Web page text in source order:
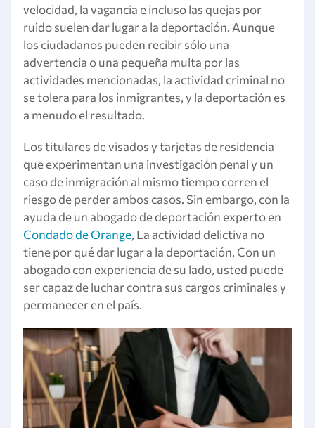
velocidad, la vagancia e incluso las quejas por
ruido suelen dar lugar a la deportación. Aunque
los ciudadanos pueden recibir sólo una
advertencia o una pequeña multa por las
actividades mencionadas, la actividad criminal no
se tolera para los inmigrantes, y la deportación es
a menudo el resultado.
Los titulares de visados y tarjetas de residencia
que experimentan una investigación penal y un
caso de inmigración al mismo tiempo corren el
riesgo de perder ambos casos. Sin embargo, con la
ayuda de un abogado de deportación experto en
Condado de Orange, La actividad delictiva no
tiene por qué dar lugar a la deportación. Con un
abogado con experiencia de su lado, usted puede
ser capaz de luchar contra sus cargos criminales y
permanecer en el país.